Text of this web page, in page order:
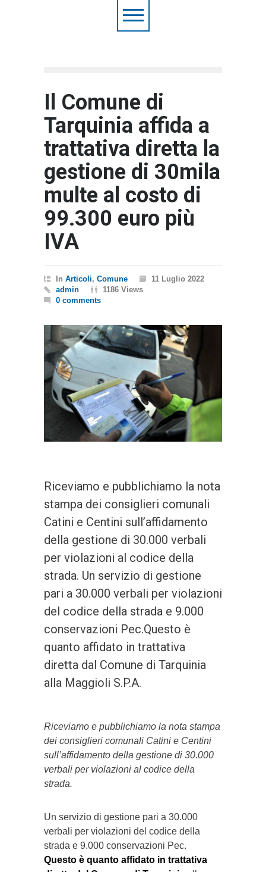
Il Comune di
Tarquinia affida a
trattativa diretta la
gestione di 30mila
multe al costo di
99.300 euro più
IVA
In Articoli, Comune
11 Luglio 2022
admin
1186 Views
0 comments
Riceviamo e pubblichiamo la nota
stampa dei consiglieri comunali
Catini e Centini sull’affidamento
della gestione di 30.000 verbali
per violazioni al codice della
strada. Un servizio di gestione
pari a 30.000 verbali per violazioni
del codice della strada e 9.000
conservazioni Pec.Questo è
quanto affidato in trattativa
diretta dal Comune di Tarquinia
alla Maggioli S.P.A.
Riceviamo e pubblichiamo la nota stampa
dei consiglieri comunali Catini e Centini
sull’affidamento della gestione di 30.000
verbali per violazioni al codice della
strada.
Un servizio di gestione pari a 30.000
verbali per violazioni del codice della
strada e 9.000 conservazioni Pec.
Questo è quanto affidato in trattativa